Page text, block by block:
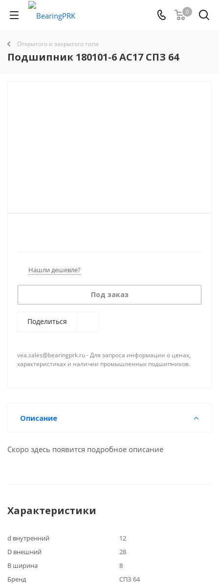
0
Открытого и закрытого типа
Подшипник 180101-6 АС17 СПЗ 64
Нашли дешевле?
Под заказ
Поделиться
vea.sales@bearingprk.ru - Для запроса информации о ценах,
характеристиках и наличии промышленных подшипников.
Описание
Скоро здесь появится подробное описание
Характеристики
d внутренний
12
D внешний
28
B ширина
8
Бренд
СПЗ 64